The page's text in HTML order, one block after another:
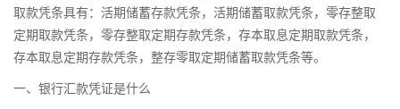
取款凭条具有：活期储蓄存款凭条，活期储蓄取款凭条，零存整取
定期取款凭条，零存整取定期存款凭条，存本取息定期取款凭条，
存本取息定期存款凭条，整存零取定期储蓄取款凭条等。
一、银行汇款凭证是什么